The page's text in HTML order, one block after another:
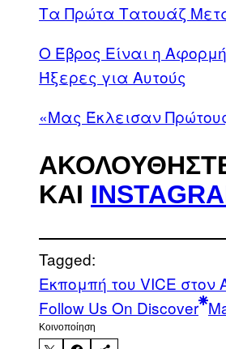
Τα Πρώτα Τατουάζ
Ο Έβρος Είναι η
Ήξερες για Αυτούς
«Μας Έκλεισαν
ΚΑΙ
Tagged:
Εκπομπή του VICE στον
Follow Us On Discover
Kοινοποίηση